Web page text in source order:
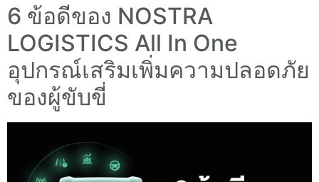
6 ข้อดีของ NOSTRA
LOGISTICS All In One
อุปกรณ์เสริมเพิ่มความปลอดภัย
ของผู้ขับขี่